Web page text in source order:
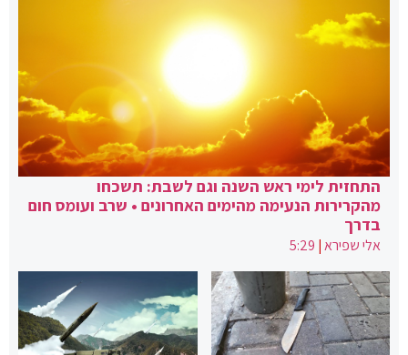
התחזית לימי ראש השנה וגם לשבת: תשכחו
מהקרירות הנעימה מהימים האחרונים • שרב ועומס חום
בדרך
אלי שפירא|
5:29